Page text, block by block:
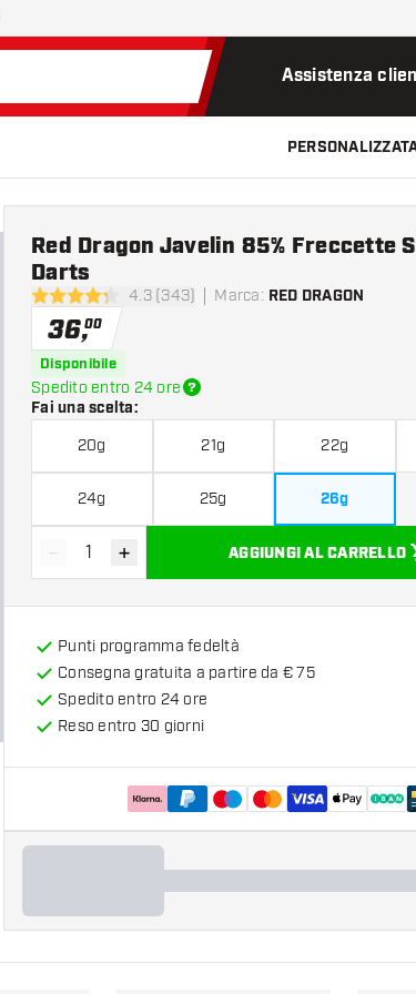
Assistenza
4.3 stelle di valutazione
4.3 (343) Marca: RED DRAGON
Red Dragon Javelin 85% Freccette
Darts
36,00
Disponibile
Spedito entro 24 ore
Fai una scelta:
20g 21g 22g
24g 25g 26g
Diminuisci quantità
- Aumenta quantità
+ AGGIUNGI AL CARRELLO
Punti programma fedeltà
Consegna gratuita a partire da € 75
Spedito entro 24 ore
Reso entro 30 giorni